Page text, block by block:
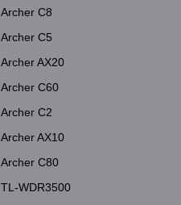
Archer C8
Archer C5
Archer AX20
Archer C60
Archer C2
Archer AX10
Archer C80
TL-WDR3500